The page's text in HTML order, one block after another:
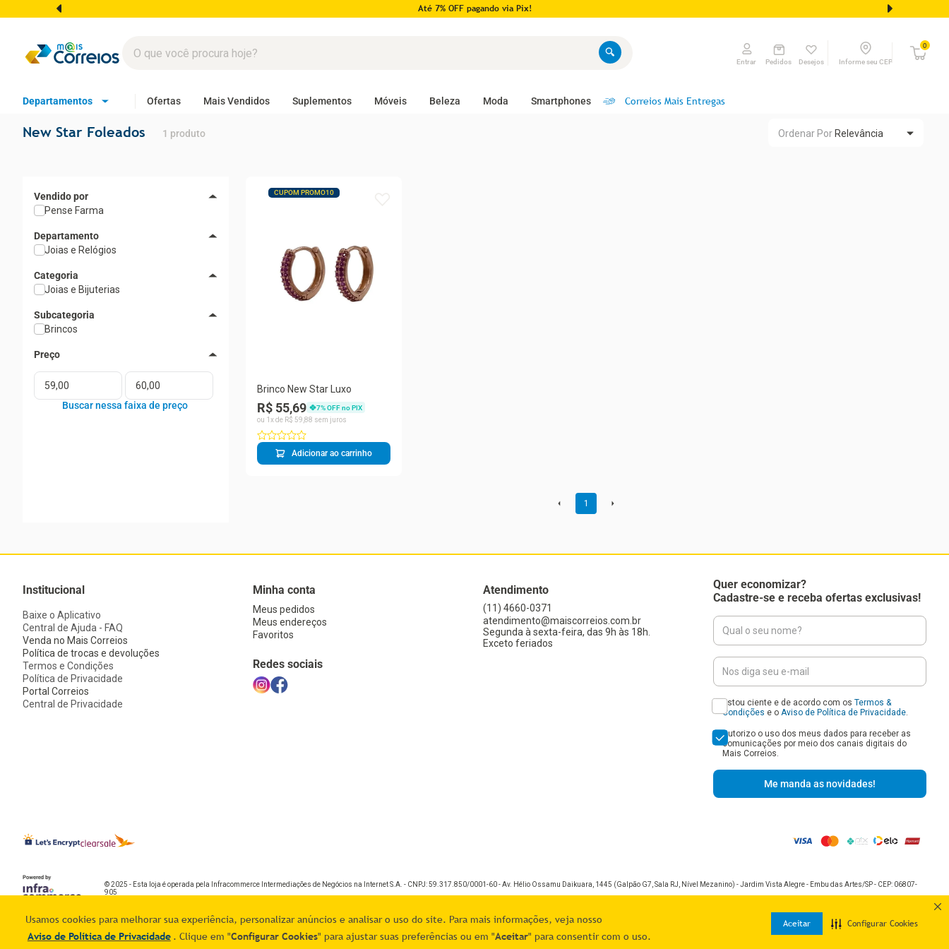
Usamos cookies para melhorar sua experiência, personalizar anúncios e analisar o uso do site. Para mais informações, veja nosso
Aviso de Política de Privacidade . Clique em "Configurar Cookies" para ajustar suas preferências ou em "Aceitar" para consentir com o uso.
Aceitar Configurar Cookies
Até 7% OFF pagando via Pix!
Entrar Pedidos Desejos Informe seu CEP
0
Departamentos Ofertas Mais Vendidos Suplementos Móveis Beleza Moda Smartphones Correios Mais Entregas
New Star Foleados 1 produto Ordenar Por Relevância
Pense Farma
Departamento
Joias e Relógios
Categoria
Joias e Bijuterias
Subcategoria
Brincos
CUPOM PROMO10
Brinco New Star Luxo
R$ 55,69 7% OFF no PIX
ou 1 x de R$ 59 88 sem juros
Adicionar ao carrinho
1
Institucional
Baixe o Aplicativo
Central de Ajuda - FAQ
Venda no Mais Correios
Política de trocas e devoluções
Termos e Condições
Política de Privacidade
Portal Correios
Central de Privacidade
Minha conta
Meus pedidos
Meus endereços
Favoritos
Redes sociais
Atendimento
(11) 4660-0371
atendimento@maiscorreios.com.br
Segunda à sexta-feira, das 9h às 18h.
Exceto feriados
Quer economizar?
Cadastre-se e receba ofertas exclusivas!
Estou ciente e de acordo com os Termos &
Condições e o Aviso de Política de Privacidade
Autorizo o uso dos meus dados para receber as
comunicações por meio dos canais digitais do
Mais Correios.
Me manda as novidades!
© 2025 - Esta loja é operada pela Infracommerce Intermediações de Negócios na Internet S.A. - CNPJ: 59.317.850/0001-60 - Av. Hélio Ossamu Daikuara, 1445 (Galpão G7, Sala RJ, Nível Mezanino) - Jardim Vista Alegre - Embu das Artes/SP - CEP: 06807-
905